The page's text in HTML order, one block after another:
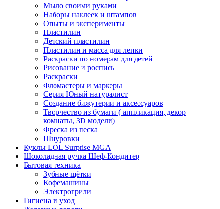
Мыло своими руками
Наборы наклеек и штампов
Опыты и эксперименты
Пластилин
Детский пластилин
Пластилин и масса для лепки
Раскраски по номерам для детей
Рисование и роспись
Раскраски
Фломастеры и маркеры
Серия Юный натуралист
Создание бижутерии и аксессуаров
Творчество из бумаги ( аппликация, декор
комнаты, 3D модели)
Фреска из песка
Шнуровки
Куклы LOL Surprise MGA
Шоколадная ручка Шеф-Кондитер
Бытовая техника
Зубные щётки
Кофемашины
Электрогрили
Гигиена и уход